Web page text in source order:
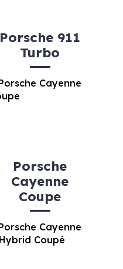
Porsche 911
Turbo
Porsche
Cayenne
Coupe